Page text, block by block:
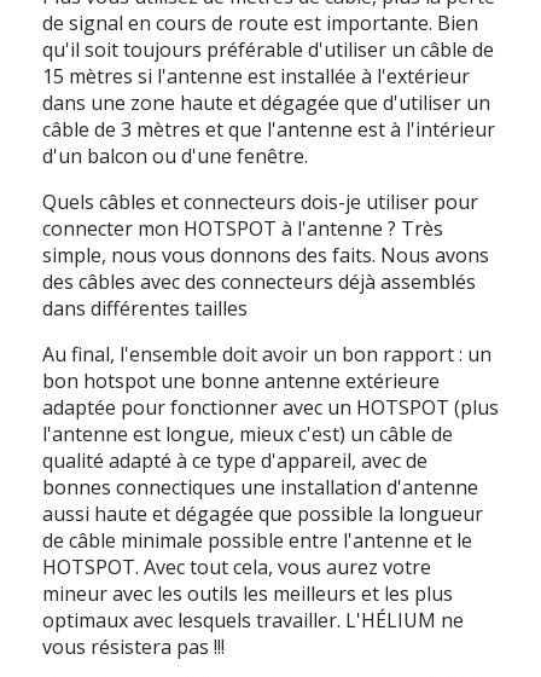
de signal en cours de route est importante. Bien
qu'il soit toujours préférable d'utiliser un câble de
15 mètres si l'antenne est installée à l'extérieur
dans une zone haute et dégagée que d'utiliser un
câble de 3 mètres et que l'antenne est à l'intérieur
d'un balcon ou d'une fenêtre.
Quels câbles et connecteurs dois-je utiliser pour
connecter mon HOTSPOT à l'antenne ? Très
simple, nous vous donnons des faits. Nous avons
des câbles avec des connecteurs déjà assemblés
dans différentes tailles
Au final, l'ensemble doit avoir un bon rapport : un
bon hotspot une bonne antenne extérieure
adaptée pour fonctionner avec un HOTSPOT (plus
l'antenne est longue, mieux c'est) un câble de
qualité adapté à ce type d'appareil, avec de
bonnes connectiques une installation d'antenne
aussi haute et dégagée que possible la longueur
de câble minimale possible entre l'antenne et le
HOTSPOT. Avec tout cela, vous aurez votre
mineur avec les outils les meilleurs et les plus
optimaux avec lesquels travailler. L'HÉLIUM ne
vous résistera pas !!!